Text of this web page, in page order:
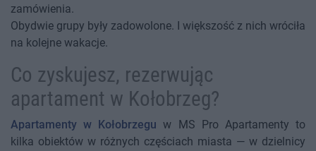
zamówienia.
Obydwie grupy były zadowolone. I większość z nich wróciła
na kolejne wakacje.
Co zyskujesz, rezerwując
apartament w Kołobrzeg?
Apartamenty w Kołobrzegu w MS Pro Apartamenty to
kilka obiektów w różnych częściach miasta — w dzielnicy